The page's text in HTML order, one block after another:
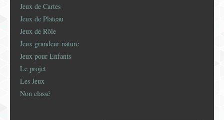
Jeux de Cartes
Jeux de Plateau
Jeux de Rôle
Jeux grandeur nature
Jeux pour Enfants
Le projet
Les Jeux
Non classé